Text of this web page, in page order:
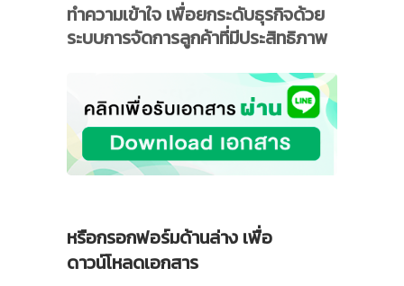
ทำความเข้าใจ เพื่อยกระดับธุรกิจด้วย
ระบบการจัดการลูกค้าที่มีประสิทธิภาพ
หรือกรอกฟอร์มด้านล่าง เพื่อ
ดาวน์โหลดเอกสาร